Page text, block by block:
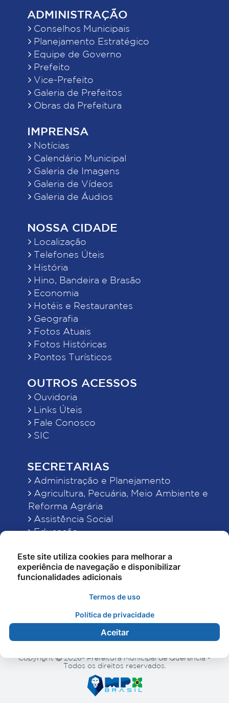
ADMINISTRAÇÃO
Conselhos Municipais
Planejamento Estratégico
Equipe de Governo
Prefeito
Vice-Prefeito
Galeria de Prefeitos
Obras da Prefeitura
IMPRENSA
Notícias
Calendário Municipal
Galeria de Imagens
Galeria de Vídeos
Galeria de Áudios
NOSSA CIDADE
Localização
Telefones Úteis
História
Hino, Bandeira e Brasão
Economia
Hotéis e Restaurantes
Geografia
Fotos Atuais
Fotos Históricas
Pontos Turísticos
OUTROS ACESSOS
Ouvidoria
Links Úteis
Fale Conosco
SIC
SECRETARIAS
Administração e Planejamento
Agricultura, Pecuária, Meio Ambiente e
Reforma Agrária
Assistência Social
Educação
Finanças
Indústria, Comércio, Turismo, Ciência e
Tecnologia
Obras Públicas, Estradas e Rodagens
Saúde
Copyright
2026- Prefeitura Municipal de Querência -
Todos os direitos reservados.
Este site utiliza cookies para melhorar a
experiência de navegação e disponibilizar
funcionalidades adicionais
Termos de uso
Política de privacidade
Aceitar